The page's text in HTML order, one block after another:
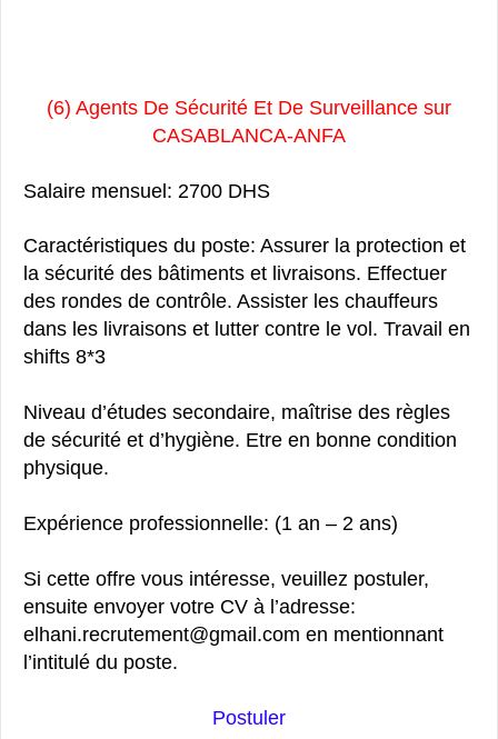
(6) Agents De Sécurité Et De Surveillance sur
CASABLANCA-ANFA
Salaire mensuel: 2700 DHS
Caractéristiques du poste: Assurer la protection et
la sécurité des bâtiments et livraisons. Effectuer
des rondes de contrôle. Assister les chauffeurs
dans les livraisons et lutter contre le vol. Travail en
shifts 8*3
Niveau d’études secondaire, maîtrise des règles
de sécurité et d’hygiène. Etre en bonne condition
physique.
Expérience professionnelle: (1 an – 2 ans)
Si cette offre vous intéresse, veuillez postuler,
ensuite envoyer votre CV à l’adresse:
elhani.recrutement@gmail.com en mentionnant
l’intitulé du poste.
Postuler